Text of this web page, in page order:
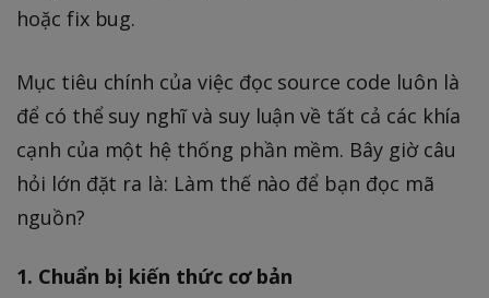
hoặc fix bug.
Mục tiêu chính của việc đọc source code luôn là
để có thể suy nghĩ và suy luận về tất cả các khía
cạnh của một hệ thống phần mềm. Bây giờ câu
hỏi lớn đặt ra là: Làm thế nào để bạn đọc mã
nguồn?
1. Chuẩn bị kiến thức cơ bản